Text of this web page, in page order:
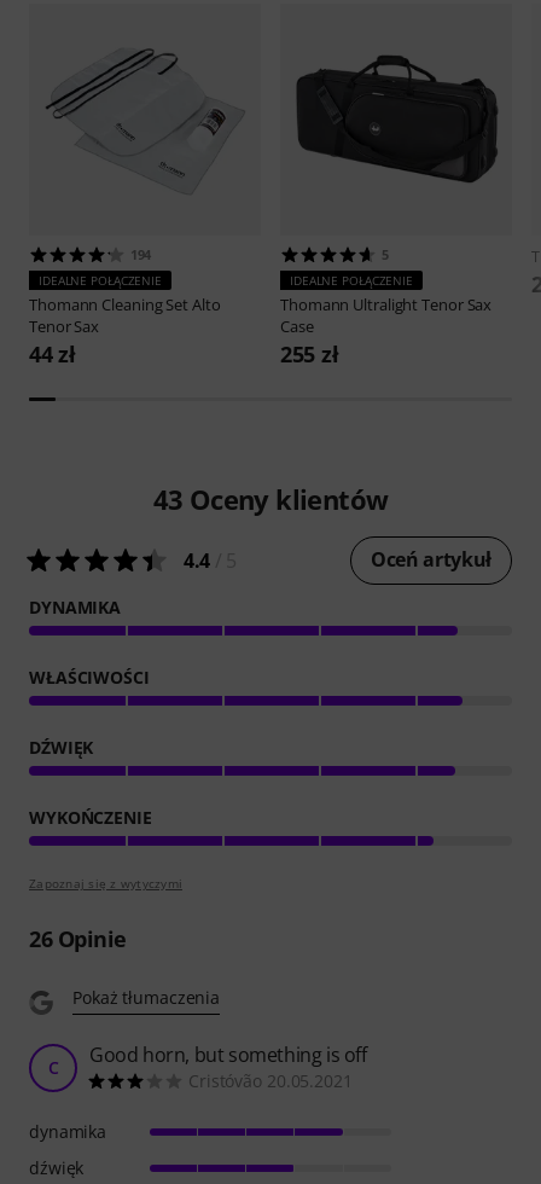
194
IDEALNE POŁĄCZENIE
Thomann Cleaning Set Alto
Tenor Sax
44 zł
5
IDEALNE POŁĄCZENIE
Thomann Ultralight Tenor Sax
Case
255 zł
43 Oceny klientów
4.4 Oceń artykuł
DYNAMIKA
WŁAŚCIWOŚCI
DŹWIĘK
WYKOŃCZENIE
Zapoznaj się z wytyczymi
26Opinie
Pokaż tłumaczenia
C Good horn, but something is off
Cristóvão 20.05.2021
dynamika
dźwięk